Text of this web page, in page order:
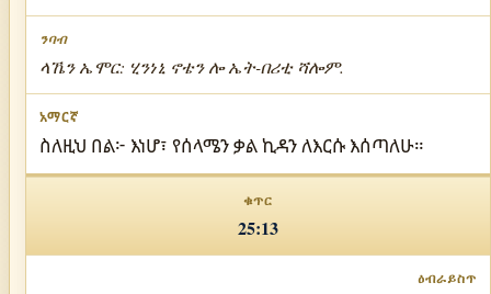
ላኼን ኤሞር: ሂንነኒ ኖቴን ሎ ኤት-በሪቲ ሻሎም.
ስለዚህ በል፦ እነሆ፣ የሰላሜን ቃል ኪዳን ለእርሱ እሰጣለሁ።
25:13